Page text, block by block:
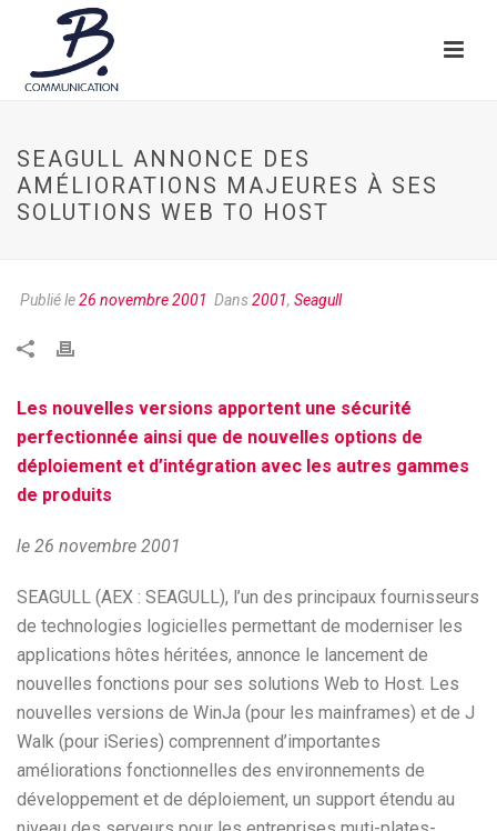
SEAGULL ANNONCE DES
AMÉLIORATIONS MAJEURES À SES
SOLUTIONS WEB TO HOST
Publié le26 novembre 2001 Dans2001, Seagull
Les nouvelles versions apportent une sécurité
perfectionnée ainsi que de nouvelles options de
déploiement et d’intégration avec les autres gammes
de produits
le 26 novembre 2001
SEAGULL (AEX : SEAGULL), l’un des principaux fournisseurs
de technologies logicielles permettant de moderniser les
applications hôtes héritées, annonce le lancement de
nouvelles fonctions pour ses solutions Web to Host. Les
nouvelles versions de WinJa (pour les mainframes) et de J
Walk (pour iSeries) comprennent d’importantes
améliorations fonctionnelles des environnements de
développement et de déploiement, un support étendu au